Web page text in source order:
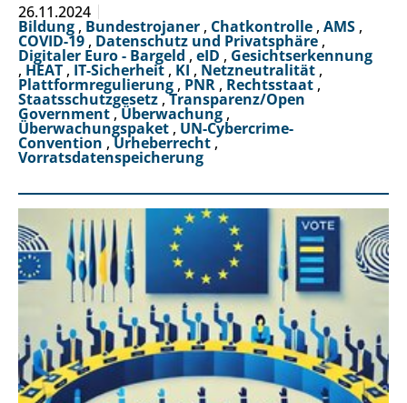
26.11.2024
Bildung , Bundestrojaner , Chatkontrolle , AMS ,
COVID-19 , Datenschutz und Privatsphäre ,
Digitaler Euro - Bargeld , eID , Gesichtserkennung
, HEAT , IT-Sicherheit , KI , Netzneutralität ,
Plattformregulierung , PNR , Rechtsstaat ,
Staatsschutzgesetz ,Transparenz/Open
Government,Überwachung ,
Überwachungspaket , UN-Cybercrime-
Convention ,Urheberrecht ,
Vorratsdatenspeicherung